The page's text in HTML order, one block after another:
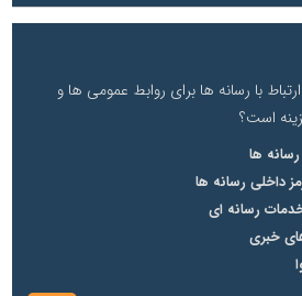
با رسانه ها برای روابط عمومی ها و
است؟
رسانه ها
داخلی رسانه ها
رسانه ای
خبری